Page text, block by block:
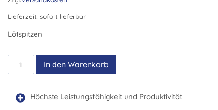
Lieferzeit: sofort lieferbar
Lötspitzen
RTWUS
200
Menge
In den Warenkorb
Höchste Leistungsfähigkeit und Produktivität